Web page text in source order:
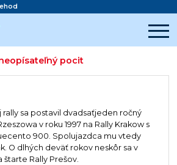
pocit
reklamy
rally sa postavil dvadsaťjeden ročný
v roku 1997 na Rally Krakow s
900. Spolujazdca mu vtedy
O dlhých deväť rokov neskôr sa v
štarte Rally Prešov.